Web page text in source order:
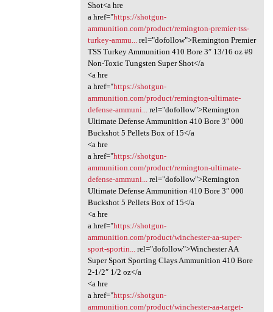
Shot<a hre
a href="https://shotgun-
ammunition.com/product/remington-premier-tss-
turkey-ammu...rel="dofollow">Remington Premier
TSS Turkey Ammunition 410 Bore 3″ 13/16 oz #9
Non-Toxic Tungsten Super Shot</a
<a hre
a href="https://shotgun-
ammunition.com/product/remington-ultimate-
defense-ammuni...rel="dofollow">Remington
Ultimate Defense Ammunition 410 Bore 3″ 000
Buckshot 5 Pellets Box of 15</a
<a hre
a href="https://shotgun-
ammunition.com/product/remington-ultimate-
defense-ammuni...rel="dofollow">Remington
Ultimate Defense Ammunition 410 Bore 3″ 000
Buckshot 5 Pellets Box of 15</a
<a hre
a href="https://shotgun-
ammunition.com/product/winchester-aa-super-
sport-sportin...rel="dofollow">Winchester AA
Super Sport Sporting Clays Ammunition 410 Bore
2-1/2″ 1/2 oz</a
<a hre
a href="https://shotgun-
ammunition.com/product/winchester-aa-target-